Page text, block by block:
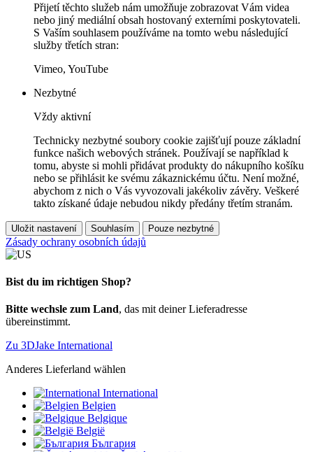
Přijetí těchto služeb nám umožňuje zobrazovat Vám videa
nebo jiný mediální obsah hostovaný externími poskytovateli.
S Vaším souhlasem používáme na tomto webu následující
služby třetích stran:
Vimeo, YouTube
Nezbytné
Vždy aktivní
Technicky nezbytné soubory cookie zajišťují pouze základní
funkce našich webových stránek. Používají se například k
tomu, abyste si mohli přidávat produkty do nákupního košíku
nebo se přihlásit ke svému zákaznickému účtu. Není možné,
abychom z nich o Vás vyvozovali jakékoliv závěry. Veškeré
takto získané údaje nebudou nikdy předány třetím stranám.
Uložit nastavení Souhlasím Pouze nezbytné
Zásady ochrany osobních údajů
Bist du im richtigen Shop?
Bitte wechsle zum Land, das mit deiner Lieferadresse
übereinstimmt.
Zu 3DJake International
Anderes Lieferland wählen
International
Belgien
Belgique
België
България